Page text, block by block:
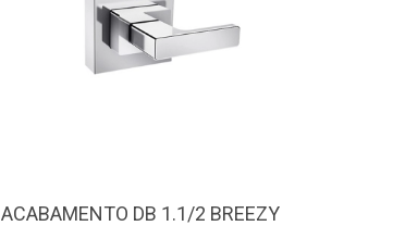
ACABAMENTO DB 1.1/2 BREEZY